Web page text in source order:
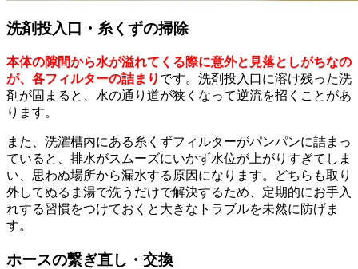
洗剤投入口・糸くずの掃除
本体の隙間から水が溢れてくる際に意外と見落としがちなの
が、各フィルターの詰まり です。洗剤投入口に溶け残った洗
剤が固まると、水の通り道が狭くなって逆流を招くことがあ
ります。
また、洗濯槽内にある糸くずフィルターがパンパンに詰まっ
ていると、排水がスムーズにいかず水位が上がりすぎてしま
い、思わぬ場所から漏水する原因になります。どちらも取り
外してぬるま湯で洗うだけで解決するため、定期的にお手入
れする習慣をつけておくと大きなトラブルを未然に防げま
す。
ホースの繋ぎ直し・交換